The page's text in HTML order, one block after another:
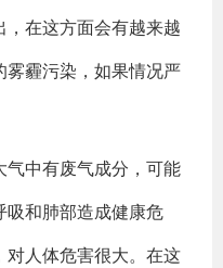
在这方面会有越来越
雾霾污染，如果情况严
中有废气成分，可能
吸和肺部造成健康危
人体危害很大。在这